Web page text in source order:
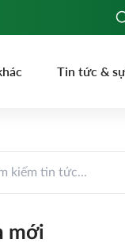
Tin tức &
mới